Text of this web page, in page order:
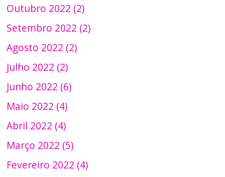
Outubro 2022 (2)
Setembro 2022 (2)
Agosto 2022 (2)
Julho 2022 (2)
Junho 2022 (6)
Maio 2022 (4)
Abril 2022 (4)
Março 2022 (5)
Fevereiro 2022 (4)